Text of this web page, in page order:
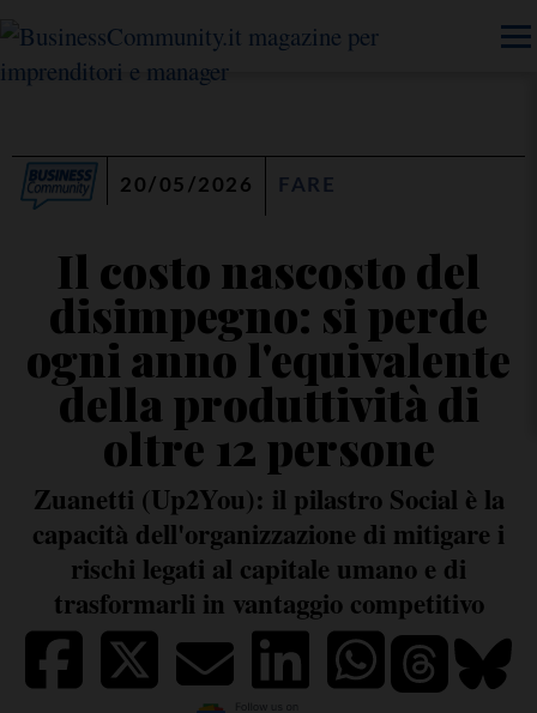
20/05/2026 FARE
Il costo nascosto del
disimpegno: si perde
ogni anno l'equivalente
della produttività di
oltre 12 persone
Zuanetti (Up2You): il pilastro Social è la
capacità dell'organizzazione di mitigare i
rischi legati al capitale umano e di
trasformarli in vantaggio competitivo